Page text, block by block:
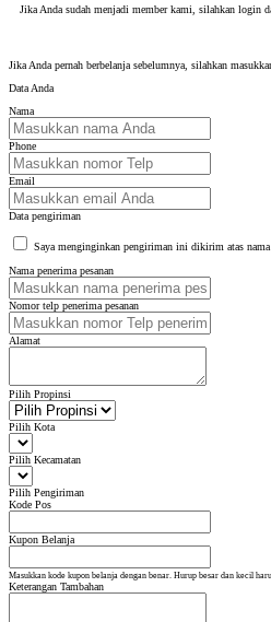
Jika Anda sudah menjadi member kami, silahkan login
Jika Anda pernah berbelanja sebelumnya, silahkan
Data Anda
Nama
Phone
Email
Data pengiriman
Saya menginginkan pengiriman ini dikirim atas
Nama penerima pesanan
Nomor telp penerima pesanan
Alamat
Pilih Propinsi
Pilih Kota
Pilih Kecamatan
Pilih Pengiriman
Kode Pos
Kupon Belanja
Masukkan kode kupon belanja dengan benar. Hurup besar dan kecil
Keterangan Tambahan